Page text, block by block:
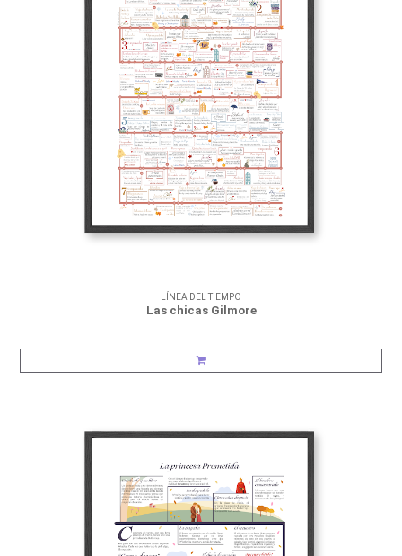
LÍNEA DEL TIEMPO
Las chicas Gilmore